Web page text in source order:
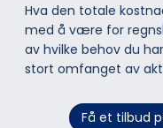
Hva den totale
med å være for
av hvilke behov du
stort omfanget av
Få et tilbud